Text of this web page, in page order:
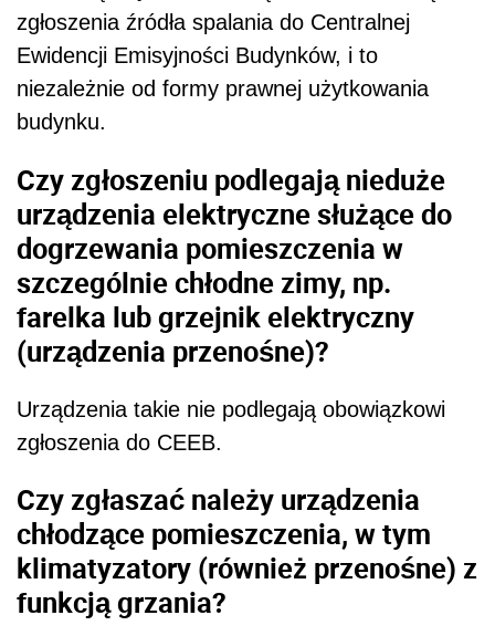
zgłoszenia źródła spalania do Centralnej
Ewidencji Emisyjności Budynków, i to
niezależnie od formy prawnej użytkowania
budynku.
Czy zgłoszeniu podlegają nieduże
urządzenia elektryczne służące do
dogrzewania pomieszczenia w
szczególnie chłodne zimy, np.
farelka lub grzejnik elektryczny
(urządzenia przenośne)?
Urządzenia takie nie podlegają obowiązkowi
zgłoszenia do CEEB.
Czy zgłaszać należy urządzenia
chłodzące pomieszczenia, w tym
klimatyzatory (również przenośne) z
funkcją grzania?